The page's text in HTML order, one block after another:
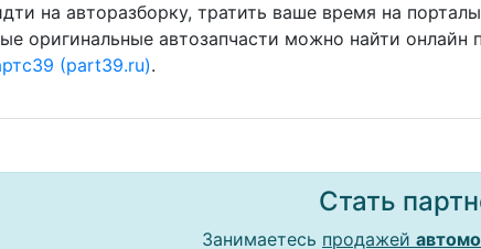
на авторазборку, тратить ваше время на
оригинальные автозапчасти можно найти
(part39.ru).
Стать
Занимаетесь продажей